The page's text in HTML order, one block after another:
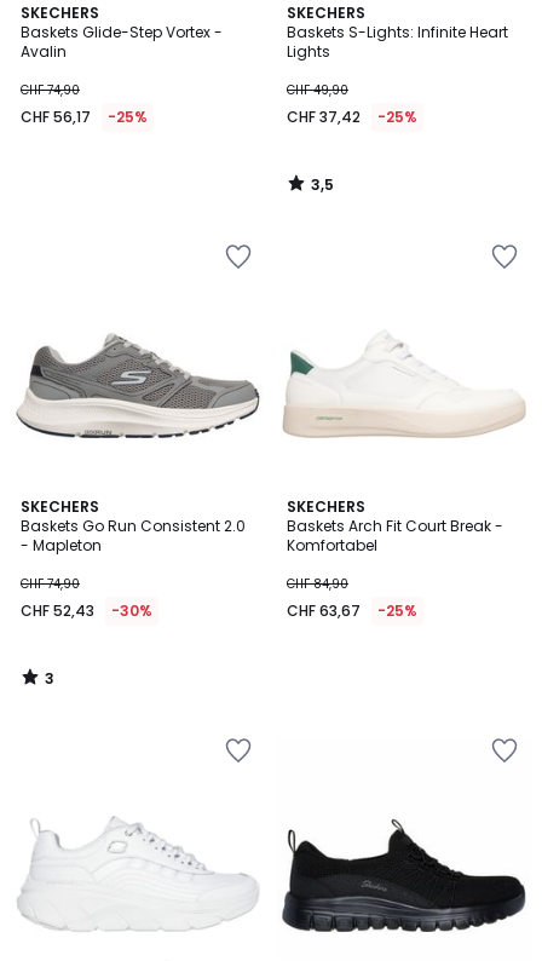
SKECHERS
Baskets Glide-Step Vortex -
Avalin
CHF 74,90
CHF 56,17 -25%
SKECHERS
Baskets S-Lights: Infinite Heart
Lights
CHF 49,90
CHF 37,42 -25%
3,5
/ 5
3,5
/
SKECHERS
Baskets Go Run Consistent 2.0
- Mapleton
CHF 74,90
CHF 52,43 -30%
3
/
5
3
/
SKECHERS
Baskets Arch Fit Court Break -
Komfortabel
CHF 84,90
CHF 63,67 -25%